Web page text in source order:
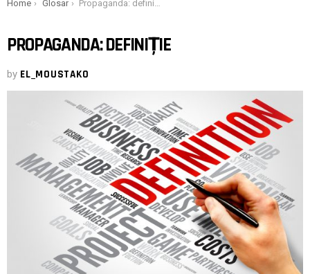
You are here:
Home Glosar Propaganda: definiție
PROPAGANDA: DEFINIȚIE
by EL_MOUSTAKO